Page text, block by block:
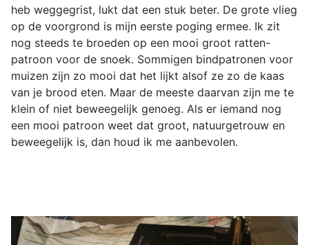
heb weggegrist, lukt dat een stuk beter. De grote vlieg
op de voorgrond is mijn eerste poging ermee. Ik zit
nog steeds te broeden op een mooi groot ratten-
patroon voor de snoek. Sommigen bindpatronen voor
muizen zijn zo mooi dat het lijkt alsof ze zo de kaas
van je brood eten. Maar de meeste daarvan zijn me te
klein of niet beweegelijk genoeg. Als er iemand nog
een mooi patroon weet dat groot, natuurgetrouw en
beweegelijk is, dan houd ik me aanbevolen.